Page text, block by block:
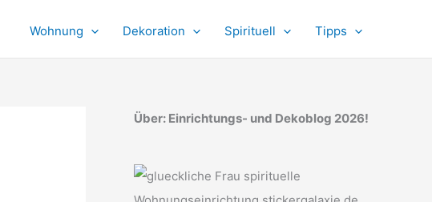
Wohnung Dekoration Spirituell Tipps
Über: Einrichtungs- und Dekoblog 2026!